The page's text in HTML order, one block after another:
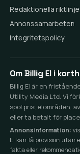
Redaktionella
Annonssamarbeten
Integritetspolicy
Om Billig El i
Billig El är en
Utility Media Ltd. Vi
spotpris, elområden,
eller ta betalt för
Annonsinformation:
El kan få provision utan
fakta eller